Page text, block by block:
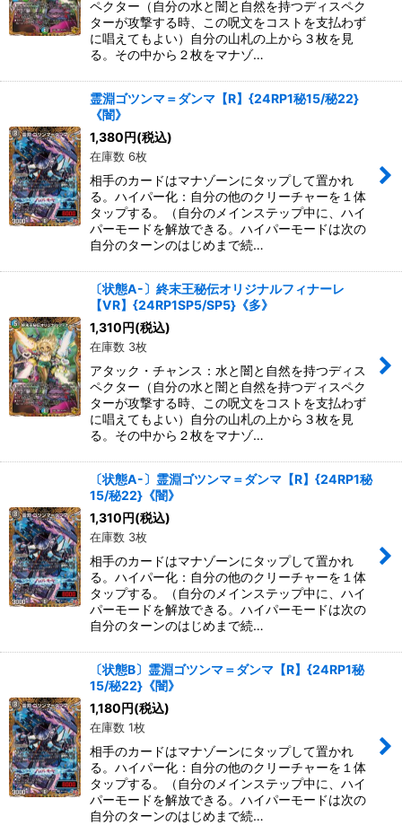
ペクター（自分の水と闇と自然を持つディスペク
ターが攻撃する時、この呪文をコストを支払わず
に唱えてもよい）自分の山札の上から３枚を見
る。その中から２枚をマナゾ…
霊淵ゴツンマ＝ダンマ【R】{24RP1秘15/秘22}
《闇》
1,380円(税込)
在庫数 6枚
相手のカードはマナゾーンにタップして置かれ
る。ハイパー化：自分の他のクリーチャーを１体
タップする。（自分のメインステップ中に、ハイ
パーモードを解放できる。ハイパーモードは次の
自分のターンのはじめまで続…
〔状態A-〕終末王秘伝オリジナルフィナーレ
【VR】{24RP1SP5/SP5}《多》
1,310円(税込)
在庫数 3枚
アタック・チャンス：水と闇と自然を持つディス
ペクター（自分の水と闇と自然を持つディスペク
ターが攻撃する時、この呪文をコストを支払わず
に唱えてもよい）自分の山札の上から３枚を見
る。その中から２枚をマナゾ…
〔状態A-〕霊淵ゴツンマ＝ダンマ【R】{24RP1秘
15/秘22}《闇》
1,310円(税込)
在庫数 3枚
相手のカードはマナゾーンにタップして置かれ
る。ハイパー化：自分の他のクリーチャーを１体
タップする。（自分のメインステップ中に、ハイ
パーモードを解放できる。ハイパーモードは次の
自分のターンのはじめまで続…
〔状態B〕霊淵ゴツンマ＝ダンマ【R】{24RP1秘
15/秘22}《闇》
1,180円(税込)
在庫数 1枚
相手のカードはマナゾーンにタップして置かれ
る。ハイパー化：自分の他のクリーチャーを１体
タップする。（自分のメインステップ中に、ハイ
パーモードを解放できる。ハイパーモードは次の
自分のターンのはじめまで続…